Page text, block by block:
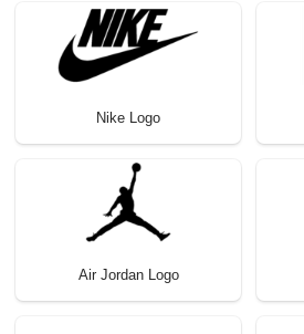
Nike Logo
Air Jordan Logo